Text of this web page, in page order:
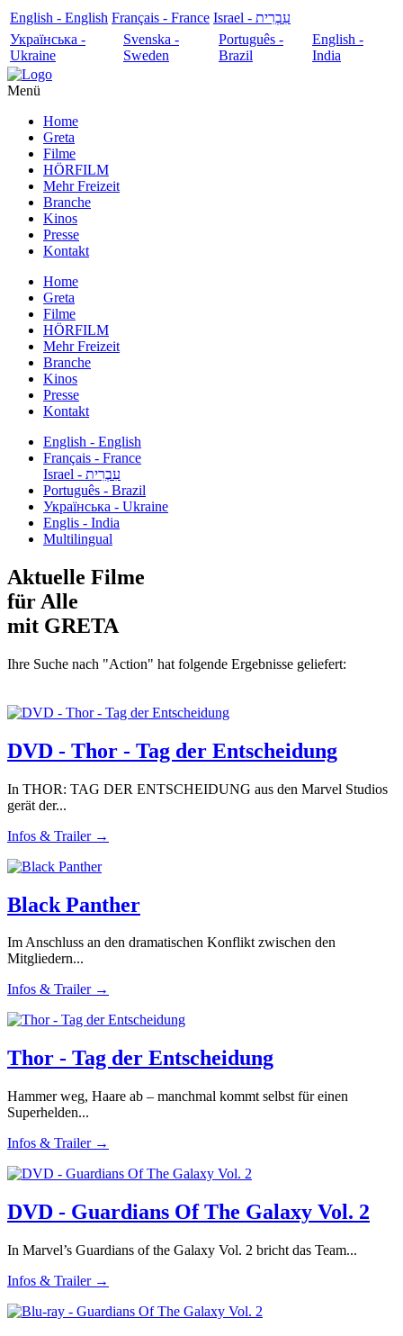
English - English Français - France
עִבְרִית - Israel
Українська -
Ukraine
Svenska -
Sweden
Português -
Brazil
English -
India
Menü
Home
Greta
Filme
HÖRFILM
Mehr Freizeit
Branche
Kinos
Presse
Kontakt
Home
Greta
Filme
HÖRFILM
Mehr Freizeit
Branche
Kinos
Presse
Kontakt
English - English
Français - France
עִבְרִית - Israel
Português - Brazil
Українська - Ukraine
Englis - India
Multilingual
Aktuelle Filme
für Alle
mit GRETA
Ihre Suche nach "Action" hat folgende Ergebnisse geliefert:
DVD - Thor - Tag der Entscheidung
In THOR: TAG DER ENTSCHEIDUNG aus den Marvel Studios
gerät der...
Infos & Trailer →
Black Panther
Im Anschluss an den dramatischen Konflikt zwischen den
Mitgliedern...
Infos & Trailer →
Thor - Tag der Entscheidung
Hammer weg, Haare ab – manchmal kommt selbst für einen
Superhelden...
Infos & Trailer →
DVD - Guardians Of The Galaxy Vol. 2
In Marvel’s Guardians of the Galaxy Vol. 2 bricht das Team...
Infos & Trailer →